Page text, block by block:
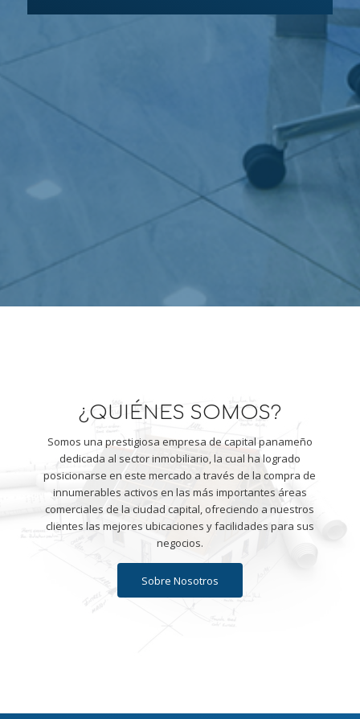
¿QUIÉNES SOMOS?
Somos una prestigiosa empresa de capital panameño
dedicada al sector inmobiliario, la cual ha logrado
posicionarse en este mercado a través de la compra de
innumerables activos en las más importantes áreas
comerciales de la ciudad capital, ofreciendo a nuestros
clientes las mejores ubicaciones y facilidades para sus
negocios.
Sobre Nosotros